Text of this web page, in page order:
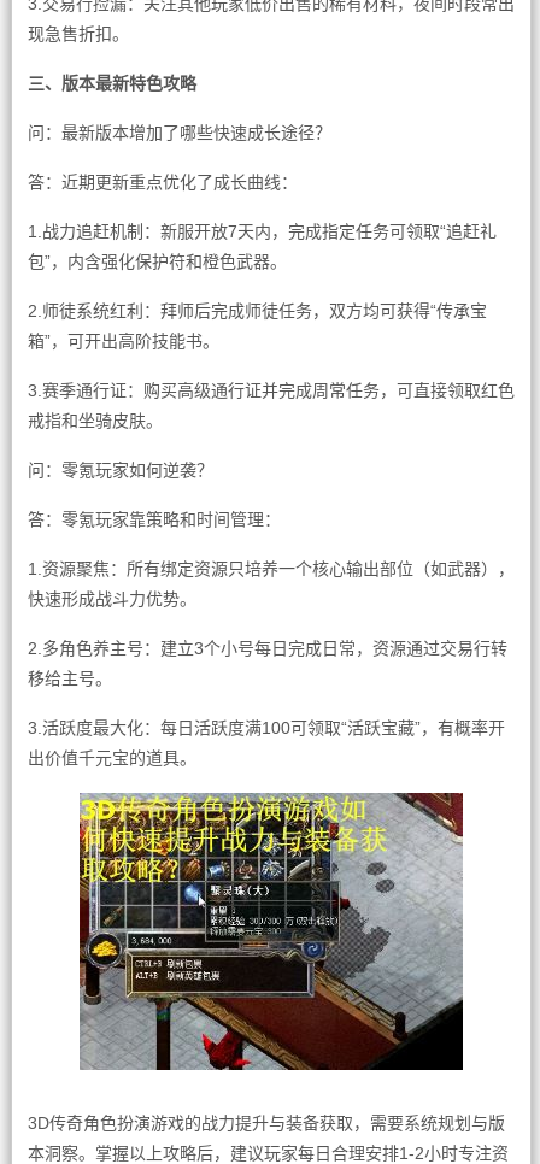
现急售折扣。
三、版本最新特色攻略
问：最新版本增加了哪些快速成长途径？
答：近期更新重点优化了成长曲线：
1.战力追赶机制：新服开放7天内，完成指定任务可领取“追赶礼
包”，内含强化保护符和橙色武器。
2.师徒系统红利：拜师后完成师徒任务，双方均可获得“传承宝
箱”，可开出高阶技能书。
3.赛季通行证：购买高级通行证并完成周常任务，可直接领取红色
戒指和坐骑皮肤。
问：零氪玩家如何逆袭？
答：零氪玩家靠策略和时间管理：
1.资源聚焦：所有绑定资源只培养一个核心输出部位（如武器），
快速形成战斗力优势。
2.多角色养主号：建立3个小号每日完成日常，资源通过交易行转
移给主号。
3.活跃度最大化：每日活跃度满100可领取“活跃宝藏”，有概率开
出价值千元宝的道具。
3D传奇角色扮演游戏的战力提升与装备获取，需要系统规划与版
本洞察。掌握以上攻略后，建议玩家每日合理安排1-2小时专注资